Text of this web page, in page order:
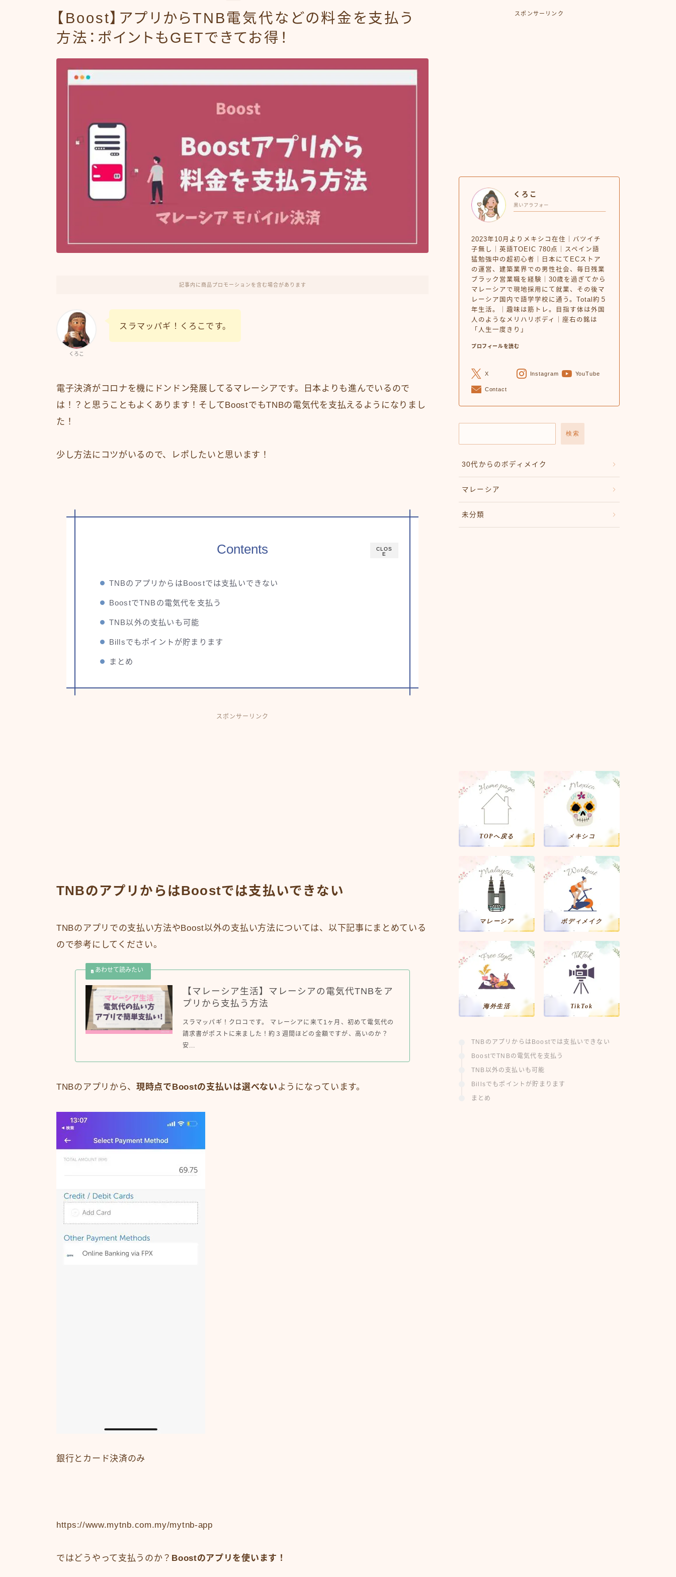
【Boost】アプリからTNB電気代などの料金を支払う
方法：ポイントもGETできてお得！
記事内に商品プロモーションを含む場合があります
くろこ
スラマッパギ！くろこです。
電子決済がコロナを機にドンドン発展してるマレーシアです。日本よりも進んでいるので
は！？と思うこともよくあります！そしてBoostでもTNBの電気代を支払えるようになりまし
た！
少し方法にコツがいるので、レポしたいと思います！
CLOS
E
Contents
TNBのアプリからはBoostでは支払いできない
BoostでTNBの電気代を支払う
TNB以外の支払いも可能
Billsでもポイントが貯まります
まとめ
スポンサーリンク
TNBのアプリからはBoostでは支払いできない
TNBのアプリでの支払い方法やBoost以外の支払い方法については、以下記事にまとめている
ので参考にしてください。
【マレーシア生活】マレーシアの電気代TNBをア
プリから支払う方法
スラマッパギ！クロコです。 マレーシアに来て1ヶ月、初めて電気代の
請求書がポストに来ました！約３週間ほどの金額ですが、高いのか？
安...
TNBのアプリから、 現時点で Boostの支払いは選べない ようになっています。
銀行とカード決済のみ
https://www.mytnb.com.my/mytnb-app
ではどうやって支払うのか？ Boostのアプリを使います！
スポンサーリンク
くろこ
黒いアラフォー
2023年10月よりメキシコ在住｜バツイチ
子無し｜英語TOEIC 780点｜スペイン語
猛勉強中の超初心者｜日本にてECストア
の運営、建築業界での男性社会、毎日残業
ブラック営業職を経験｜30歳を過ぎてから
マレーシアで現地採用にて就業、その後マ
レーシア国内で語学学校に通う。Total約５
年生活。｜趣味は筋トレ。目指す体は外国
人のようなメリハリボディ｜座右の銘は
「人生一度きり」
プロフィールを読む
X Instagram YouTube
Contact
検索
30代からのボディメイク
マレーシア
未分類
TOPへ戻る メキシコ
マレーシア ボディメイク
海外生活 TikTok
TNBのアプリからはBoostでは支払いできない
BoostでTNBの電気代を支払う
TNB以外の支払いも可能
Billsでもポイントが貯まります
まとめ